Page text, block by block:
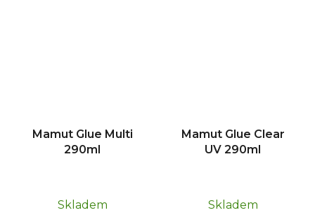
Mamut Glue Multi
290ml
Skladem
Mamut Glue Clear
UV 290ml
Skladem